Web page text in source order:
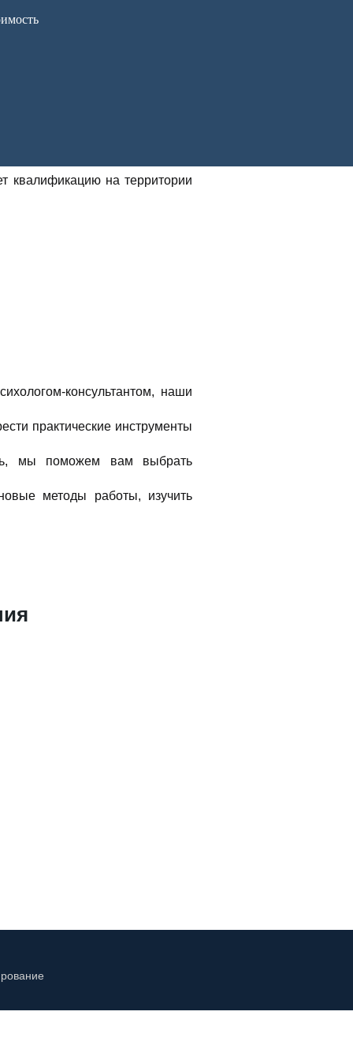
квалификацию на территории
консультантом, наши
практические инструменты
мы поможем вам выбрать
методы работы, изучить